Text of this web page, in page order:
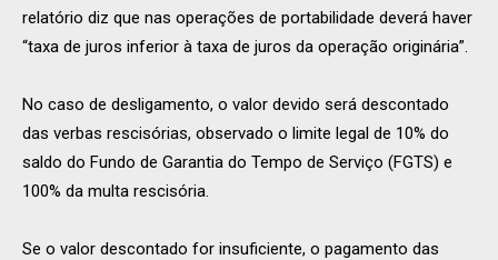
relatório diz que nas operações de portabilidade deverá haver
“taxa de juros inferior à taxa de juros da operação originária”.
No caso de desligamento, o valor devido será descontado
das verbas rescisórias, observado o limite legal de 10% do
saldo do Fundo de Garantia do Tempo de Serviço (FGTS) e
100% da multa rescisória.
Se o valor descontado for insuficiente, o pagamento das